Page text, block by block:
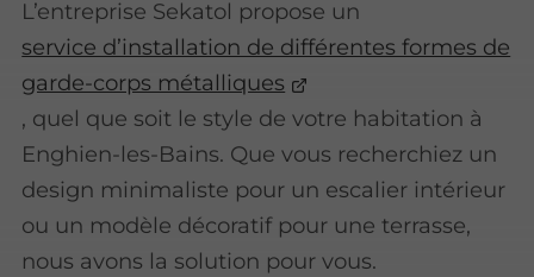
L’entreprise Sekatol propose un
service d’installation de différentes formes de
garde-corps métalliques
, quel que soit le style de votre habitation à
Enghien-les-Bains. Que vous recherchiez un
design minimaliste pour un escalier intérieur
ou un modèle décoratif pour une terrasse,
nous avons la solution pour vous.